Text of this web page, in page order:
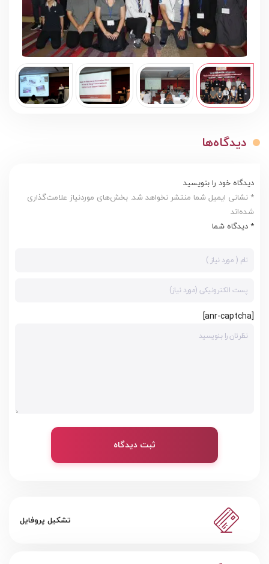
دیدگاه‌ها
دیدگاه خود را بنویسید
* نشانی ایمیل شما منتشر نخواهد شد. بخش‌های موردنیاز علامت‌گذاری
شده‌اند
* دیدگاه شما
[anr-captcha]
ثبت دیدگاه
تشکیل پروفایل